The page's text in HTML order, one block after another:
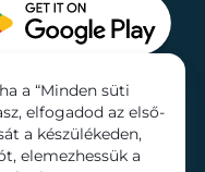
a “Minden süti
elfogadod az első-
a készülékeden,
elemezhessük a